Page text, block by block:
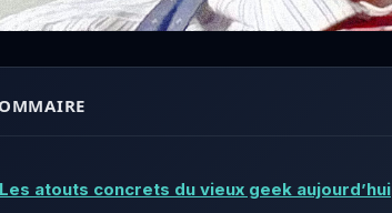
Les atouts concrets du vieux geek aujourd’hui